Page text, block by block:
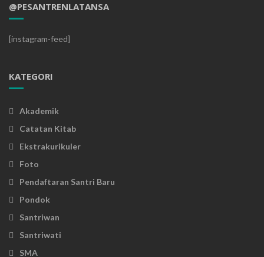
@PESANTRENLATANSA
[instagram-feed]
KATEGORI
Akademik
Catatan Kitab
Ekstrakurikuler
Foto
Pendaftaran Santri Baru
Pondok
Santriwan
Santriwati
SMA